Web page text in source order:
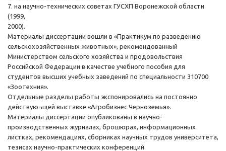
7. на научно-технических советах ГУСХП Воронежской области
(1999,
2000).
Материалы диссертации вошли в «Практикум по разведению
сельскохозяйственных животных», рекомендованный
Министерством сельского хозяйства и продовольствия
Российской Федерации в качестве учебного пособия для
студентов высших учебных заведений по специальности 310700
«Зоотехния».
Отдельные разделы работы экспонировались на постоянно
действую¬щей выставке «Агробизнес Черноземья».
Материалы диссертации опубликованы в научно-
производственных журналах, брошюрах, информационных
листках, рекомендациях, сборниках научных трудов университета,
тезисах научно-практических конференций.